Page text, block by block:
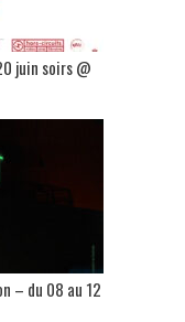
juin soirs @
– du 08 au 12